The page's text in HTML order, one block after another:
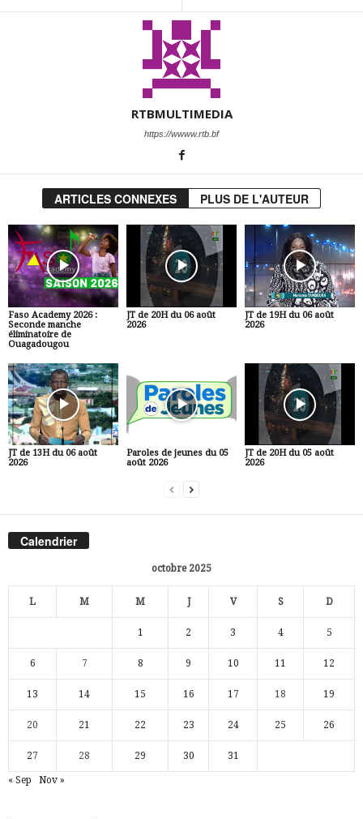
RTBMULTIMEDIA
https://wwww.rtb.bf
ARTICLES CONNEXES PLUS DE L'AUTEUR
Faso Academy 2026 :
Seconde manche
éliminatoire de
Ouagadougou
JT de 20H du 06 août
2026
JT de 19H du 06 août
2026
JT de 13H du 06 août
2026
Paroles de jeunes du 05
août 2026
JT de 20H du 05 août
2026
Calendrier
octobre 2025
L M M J V S D
1 2 3 4 5
6 7 8 9 10 11 12
13 14 15 16 17 18 19
20 21 22 23 24 25 26
27 28 29 30 31
« Sep Nov »